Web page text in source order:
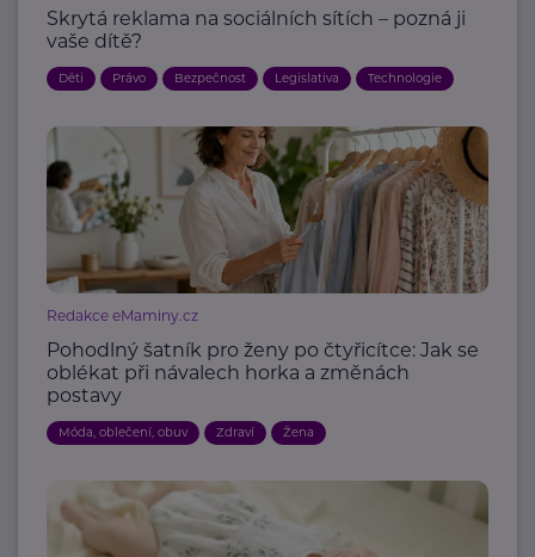
Skrytá reklama na sociálních sítích – pozná ji
vaše dítě?
Děti Právo Bezpečnost Legislativa Technologie
Redakce eMaminy.cz
Pohodlný šatník pro ženy po čtyřicítce: Jak se
oblékat při návalech horka a změnách
postavy
Móda, oblečení, obuv Zdraví Žena